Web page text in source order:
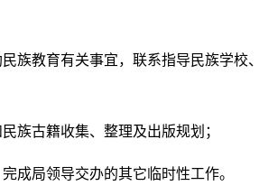
族教育有关事宜，联系指导民族学校
族古籍收集、整理及出版规划；
成局领导交办的其它临时性工作。